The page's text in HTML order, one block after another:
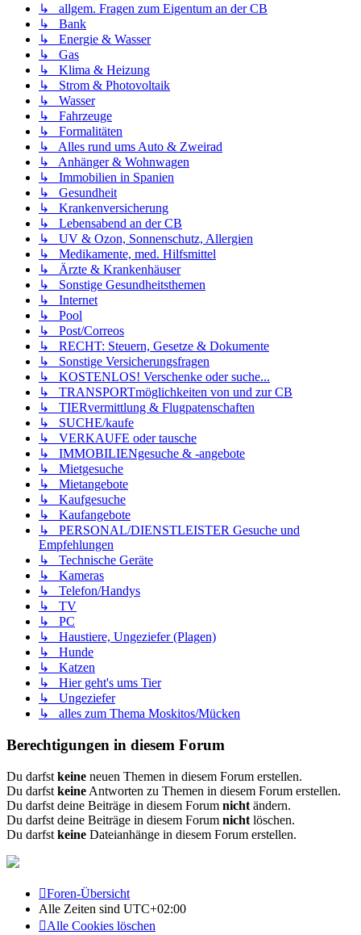
↳ allgem. Fragen zum Eigentum an der CB
↳ Bank
↳ Energie & Wasser
↳ Gas
↳ Klima & Heizung
↳ Strom & Photovoltaik
↳ Wasser
↳ Fahrzeuge
↳ Formalitäten
↳ Alles rund ums Auto & Zweirad
↳ Anhänger & Wohnwagen
↳ Immobilien in Spanien
↳ Gesundheit
↳ Krankenversicherung
↳ Lebensabend an der CB
↳ UV & Ozon, Sonnenschutz, Allergien
↳ Medikamente, med. Hilfsmittel
↳ Ärzte & Krankenhäuser
↳ Sonstige Gesundheitsthemen
↳ Internet
↳ Pool
↳ Post/Correos
↳ RECHT: Steuern, Gesetze & Dokumente
↳ Sonstige Versicherungsfragen
↳ KOSTENLOS! Verschenke oder suche...
↳ TRANSPORTmöglichkeiten von und zur CB
↳ TIERvermittlung & Flugpatenschaften
↳ SUCHE/kaufe
↳ VERKAUFE oder tausche
↳ IMMOBILIENgesuche & -angebote
↳ Mietgesuche
↳ Mietangebote
↳ Kaufgesuche
↳ Kaufangebote
↳ PERSONAL/DIENSTLEISTER Gesuche und
Empfehlungen
↳ Technische Geräte
↳ Kameras
↳ Telefon/Handys
↳ TV
↳ PC
↳ Haustiere, Ungeziefer (Plagen)
↳ Hunde
↳ Katzen
↳ Hier geht's ums Tier
↳ Ungeziefer
↳ alles zum Thema Moskitos/Mücken
Berechtigungen in diesem Forum
Du darfst keine neuen Themen in diesem Forum erstellen.
Du darfst keine Antworten zu Themen in diesem Forum erstellen.
Du darfst deine Beiträge in diesem Forum nicht ändern.
Du darfst deine Beiträge in diesem Forum nicht löschen.
Du darfst keine Dateianhänge in diesem Forum erstellen.
Foren-Übersicht
Alle Zeiten sind UTC+02:00
Alle Cookies löschen